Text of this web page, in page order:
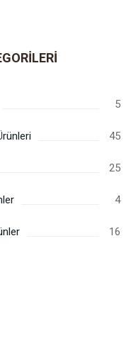
5
45
25
4
16